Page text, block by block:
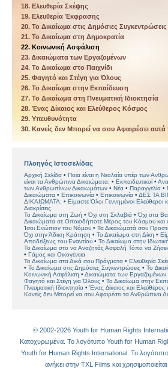
18. Ελευθερία Σκέψης
19. Ελευθερία Έκφρασης
20. Το Δικαίωµα στις Δηµόσιες Συγκεντρώσεις
21. Το Δικαίωµα στη Δηµοκρατία
22. Κοινωνική Ασφάλιση
23. ∆ικαιώματα των Εργαζοµένων
24. Το Δικαίωµα στο Παιχνίδι
25. Φαγητό και Στέγη για Όλους
26. Το Δικαίωµα στην Εκπαίδευση
27. Το Δικαίωμα στη Πνευματική Ιδιοκτησία
28. Ένας Δίκαιος και Ελεύθερος Κόσµος
29. Υπευθυνότητα
30. Κανείς δεν Μπορεί να σου Αφαιρέσει αυτά
Πλοηγός Ιστοσελίδας
Αρχική Σελίδα Ποια είναι η Νεολαία υπέρ των
είναι τα Ανθρώπινα Δικαιώματα;
Εκπαιδευτικοί
των Ανθρωπίνων Δικαιωμάτων
Νέα Παραγγελία
Δικαιώματα
Επικοινωνία Επικοινωνία
ΔΕΣ ΤΑ
ΔΙΚΑΙΩΜΑΤΑ:
Είµαστε Όλοι Γεννηµένοι Ελεύθεροι
Διακρίσεις
Το ∆ικαίωµα στη Ζωή
Όχι στη Σκλαβιά Όχι στα
Δικαιώµατα σε Οποιοδήποτε Μέρος του Κόσμου και
Ίσοι Ενώπιον του Νόµου
Τα Δικαιώµατά σου
Όχι στην Άδικη Κράτηση
Το Δικαίωμα στη Δίκη
Αποδείξεως του Εναντίου
Το Δικαίωµα στην
Το Δικαίωµα στο να Αναζητάς Ασφαλή Τόπο να
Γάμος και Οικογένεια
Το Δικαίωµα στα Δικά σου Πράγµατα
Ελευθερία
Το Δικαίωµα στις Δηµόσιες Συγκεντρώσεις
Το
Κοινωνική Ασφάλιση
Δικαιώματα των Εργαζοµένων
Φαγητό και Στέγη για Όλους
Το Δικαίωµα στην
Πνευματική Ιδιοκτησία
Ένας ∆ίκαιος και Ελεύθερος
Κανείς δεν Μπορεί να σου Αφαιρέσει τα Ανθρώπινα
© 2002-2026 Youth for Human Rights
Κατοχυρωµένα. Το λογότυπο Youth for Human
Youth for Human Rights International. Το
ανήκει στην TΧL Films και